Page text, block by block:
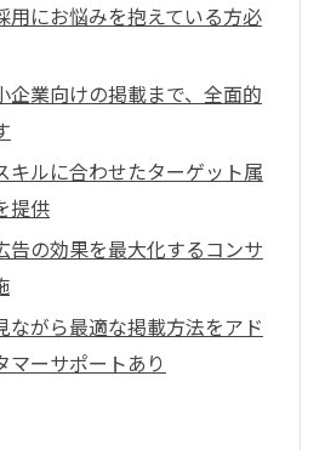
用にお悩みを抱えている方必
企業向けの掲載まで、全面的
キルに合わせたターゲット属
提供
告の効果を最大化するコンサ
ながら最適な掲載方法をアド
マーサポートあり